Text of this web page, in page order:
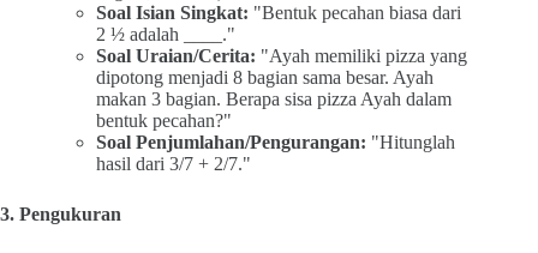
Soal Isian Singkat: "Bentuk pecahan biasa dari
2 ½ adalah ____."
Soal Uraian/Cerita: "Ayah memiliki pizza yang
dipotong menjadi 8 bagian sama besar. Ayah
makan 3 bagian. Berapa sisa pizza Ayah dalam
bentuk pecahan?"
Soal Penjumlahan/Pengurangan: "Hitunglah
hasil dari 3/7 + 2/7."
3. Pengukuran